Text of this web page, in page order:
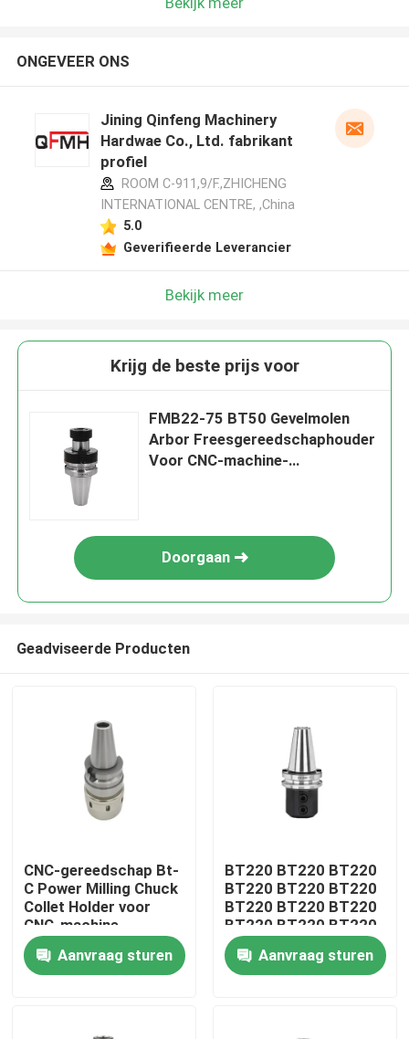
Huis
Producten
ONGEVEER ONS
Jining Qinfeng Machinery
Hardwae Co., Ltd. fabrikant
profiel
ROOM C-911,9/F.,ZHICHENG
INTERNATIONAL CENTRE, ,China
5.0
Geverifieerde Leverancier
Bekijk meer
Krijg de beste prijs voor
FMB22-75 BT50 Gevelmolen
Arbor Freesgereedschaphouder
Voor CNC-machine-
Doorgaan
Geadviseerde Producten
CNC-gereedschap Bt-
C Power Milling Chuck
Collet Holder voor
CNC-machine
Aanvraag sturen
BT220 BT220 BT220
BT220 BT220 BT220
BT220 BT220 BT220
BT220 BT220 BT220
BT220 BT220 BT220
BT220 BT220 BT220
BT220 BT220 BT220
Aanvraag sturen